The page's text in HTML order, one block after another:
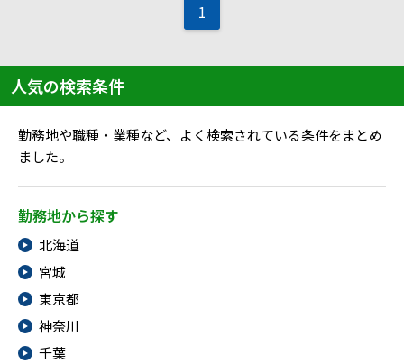
1
人気の検索条件
勤務地や職種・業種など、よく検索されている条件をまとめ
ました。
勤務地から探す
北海道
宮城
東京都
神奈川
千葉